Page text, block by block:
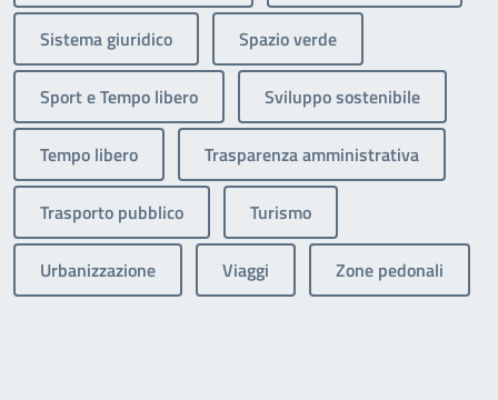
Sistema giuridico Spazio verde
Sport e Tempo libero Sviluppo sostenibile
Tempo libero Trasparenza amministrativa
Trasporto pubblico Turismo
Urbanizzazione Viaggi Zone pedonali